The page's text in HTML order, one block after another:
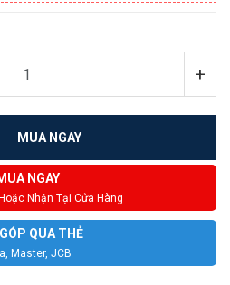
+
MUA NGAY
NGAY
Nhận Tại Cửa Hàng
QUA THẺ
Master, JCB